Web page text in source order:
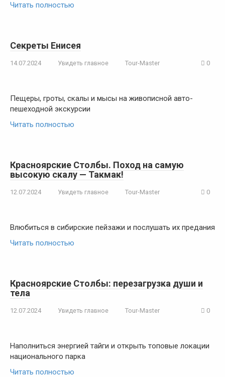
Читать полностью
Секреты Енисея
14.07.2024 Увидеть главное Tour-Master 0
Пещеры, гроты, скалы и мысы на живописной авто-
пешеходной экскурсии
Читать полностью
Красноярские Столбы. Поход на самую
высокую скалу — Такмак!
12.07.2024 Увидеть главное Tour-Master 0
Влюбиться в сибирские пейзажи и послушать их предания
Читать полностью
Красноярские Столбы: перезагрузка души и
тела
12.07.2024 Увидеть главное Tour-Master 0
Наполниться энергией тайги и открыть топовые локации
национального парка
Читать полностью